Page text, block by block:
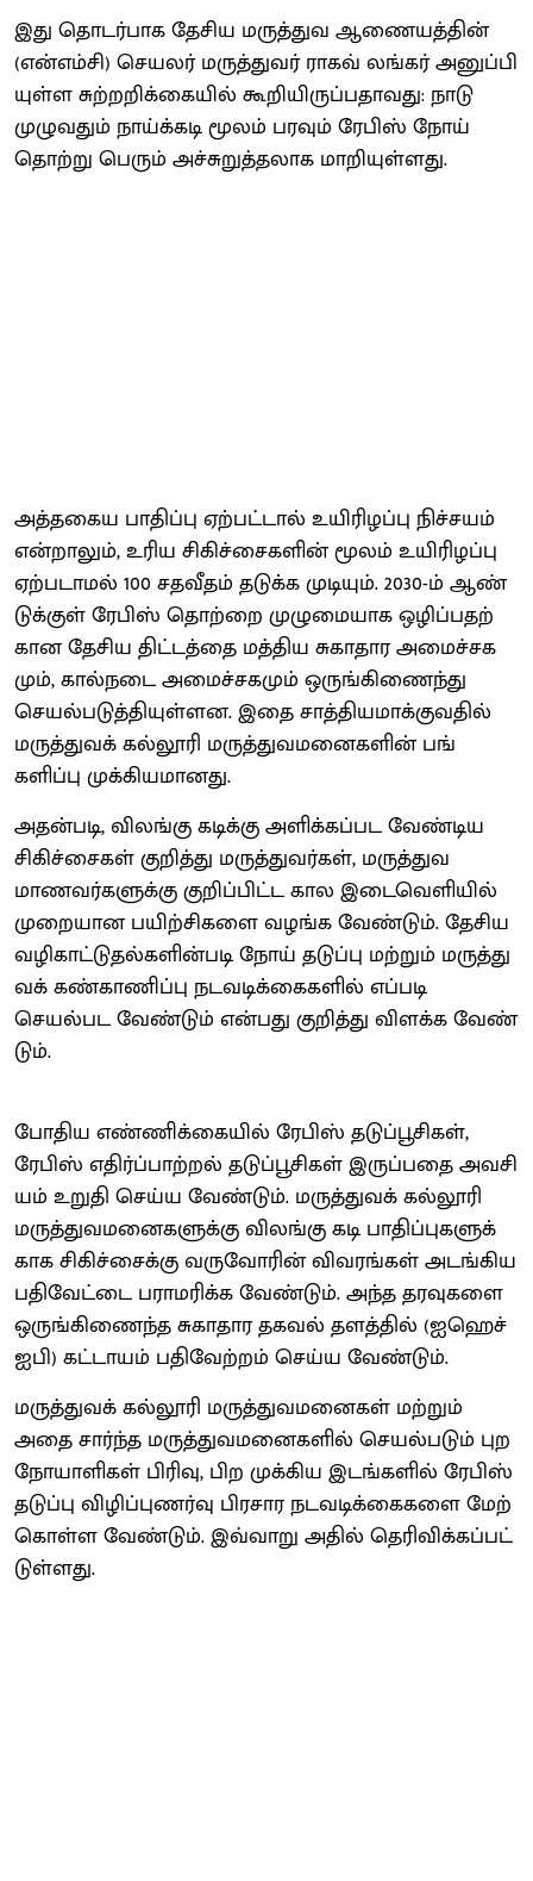
இது தொடர்​பாக தேசிய மருத்​துவ ஆணை​யத்​தின்
(என்​எம்​சி) செயலர் மருத்​து​வர் ராகவ் லங்​கர் அனுப்​பி​
யுள்ள சுற்​றறிக்​கை​யில் கூறி​யிருப்​ப​தாவது: நாடு
முழு​வதும் நாய்க்​கடி மூலம் பரவும் ரேபிஸ் நோய்
தொற்று பெரும் அச்​சுறுத்​தலாக மாறி​யுள்​ளது.
அத்​தகைய பாதிப்பு ஏற்​பட்​டால் உயி​ரிழப்பு நிச்​ச​யம்
என்​றாலும், உரிய சிகிச்​சைகளின் மூலம் உயி​ரிழப்பு
ஏற்​ப​டா​மல் 100 சதவீதம் தடுக்க முடி​யும். 2030-ம் ஆண்​
டுக்​குள் ரேபிஸ் தொற்றை முழு​மை​யாக ஒழிப்​ப​தற்​
கான தேசிய திட்​டத்தை மத்​திய சுகா​தார அமைச்​சக​
மும், கால்​நடை அமைச்​சக​மும் ஒருங்​கிணைந்து
செயல்​படுத்​தி​யுள்​ளன. இதை சாத்​தி​ய​மாக்​கு​வ​தில்
மருத்​து​வக் கல்​லூரி மருத்​து​வ​மனை​களின் பங்​
களிப்பு முக்​கிய​மானது.
அதன்​படி, விலங்கு கடிக்கு அளிக்​கப்பட வேண்​டிய
சிகிச்​சைகள் குறித்து மருத்​து​வர்​கள், மருத்​துவ
மாணவர்​களுக்கு குறிப்​பிட்ட கால இடைவெளி​யில்
முறை​யான பயிற்​சிகளை வழங்க வேண்​டும். தேசிய
வழி​காட்​டு​தல்​களின்​படி நோய் தடுப்பு மற்​றும் மருத்​து​
வக் கண்​காணிப்பு நடவடிக்​கை​களில் எப்​படி
செயல்பட வேண்​டும் என்​பது குறித்​து விளக்க வேண்​
டும்.
போதிய எண்​ணிக்​கை​யில் ரேபிஸ் தடுப்​பூசிகள்,
ரேபிஸ் எதிர்ப்​பாற்​றல் தடுப்​பூசிகள் இருப்​பதை அவசி​
யம் உறுதி செய்ய வேண்​டும். மருத்​து​வக் கல்​லூரி
மருத்​து​வ​மனை​களுக்கு விலங்கு கடி பாதிப்​பு​களுக்​
காக சிகிச்​சைக்கு வரு​வோரின் விவரங்​கள் அடங்​கிய
பதிவேட்டை பராமரிக்க வேண்​டும். அந்த தரவு​களை
ஒருங்​கிணைந்த சுகா​தார தகவல் தளத்​தில் (ஐஹெச்​
ஐபி) கட்​டா​யம் பதிவேற்​றம் செய்ய வேண்​டும்.
மருத்​து​வக் கல்​லூரி மருத்​து​வ​மனை​கள் மற்​றும்
அதை சார்ந்த மருத்​து​வ​மனை​களில் செயல்​படும் புற
நோயாளி​கள் பிரிவு, பிற முக்​கிய இடங்​களில் ரேபிஸ்
தடுப்பு விழிப்​புணர்வு பிர​சார நடவடிக்​கைகளை மேற்​
கொள்ள வேண்​டும். இவ்​வாறு அதில்​ தெரிவிக்​கப்​பட்​
டுள்​ளது.